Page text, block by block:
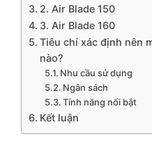
2. Air Blade 150
3. Air Blade 160
Tiêu chí xác định nên
nào?
Nhu cầu sử dụng
Ngân sách
Tính năng nổi bật
Kết luận